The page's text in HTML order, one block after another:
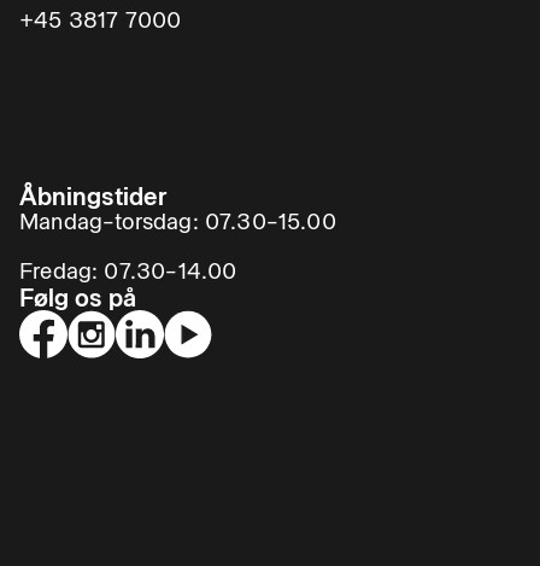
+45 3817 7000
Åbningstider
Mandag–torsdag: 07.30–15.00
Fredag: 07.30–14.00
Følg os på